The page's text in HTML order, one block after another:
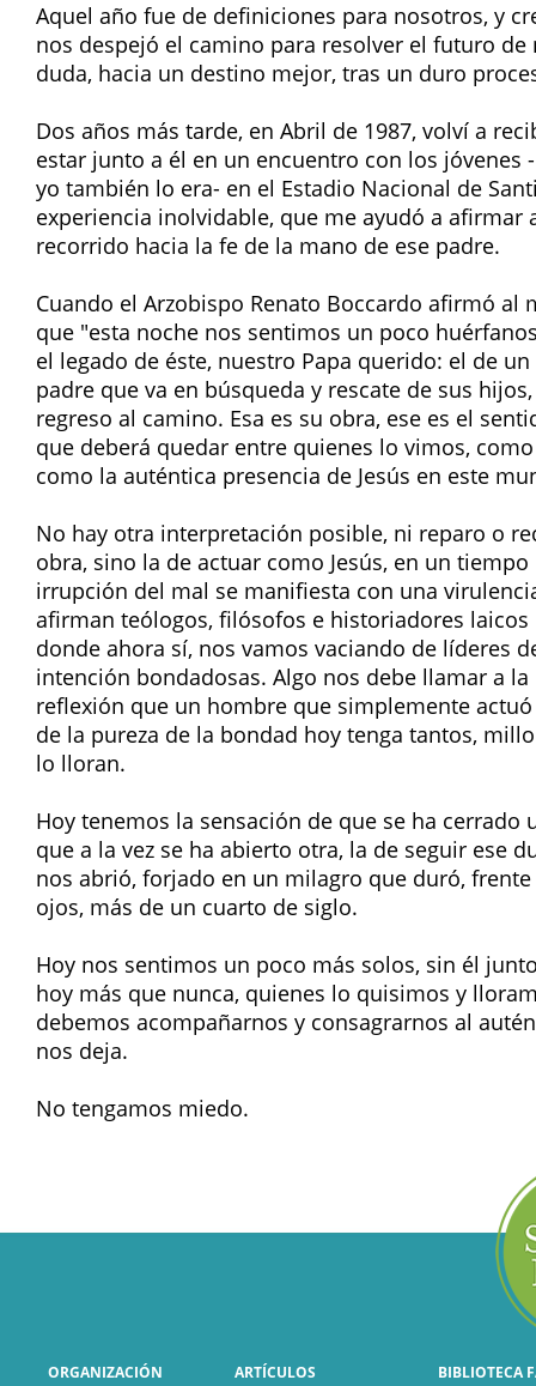
Aquel año fue de definiciones para nosotros, y
nos despejó el camino para resolver el futuro de
duda, hacia un destino mejor, tras un duro
Dos años más tarde, en Abril de 1987, volví a
estar junto a él en un encuentro con los jóvenes
yo también lo era- en el Estadio Nacional de
experiencia inolvidable, que me ayudó a afirmar
recorrido hacia la fe de la mano de ese padre.
Cuando el Arzobispo Renato Boccardo afirmó al
que "esta noche nos sentimos un poco
el legado de éste, nuestro Papa querido: el de
padre que va en búsqueda y rescate de sus
regreso al camino. Esa es su obra, ese es el
que deberá quedar entre quienes lo vimos,
como la auténtica presencia de Jesús en este
No hay otra interpretación posible, ni reparo o
obra, sino la de actuar como Jesús, en un
irrupción del mal se manifiesta con una
afirman teólogos, filósofos e historiadores laicos
donde ahora sí, nos vamos vaciando de líderes
intención bondadosas. Algo nos debe llamar a
reflexión que un hombre que simplemente
de la pureza de la bondad hoy tenga tantos,
lo lloran.
Hoy tenemos la sensación de que se ha cerrado
que a la vez se ha abierto otra, la de seguir ese
nos abrió, forjado en un milagro que duró,
ojos, más de un cuarto de siglo.
Hoy nos sentimos un poco más solos, sin él
hoy más que nunca, quienes lo quisimos y
debemos acompañarnos y consagrarnos al
nos deja.
No tengamos miedo.
ORGANIZACIÓN ARTÍCULOS BIBLIOTECA